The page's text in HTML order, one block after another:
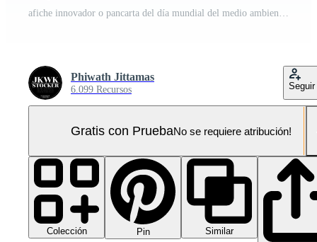
afiche innovador o pancarta del día mundial del medio ambiente con árbol y nube de polietileno bajo y río en el suelo con globo terráqueo sobre fondo verde ilustración de representación 3d Vídeo Pro
Phiwath Jittamas
6.099 Recursos Seguir
Gratis con PruebaNo se requiere atribución!
Colección Pin
Similar